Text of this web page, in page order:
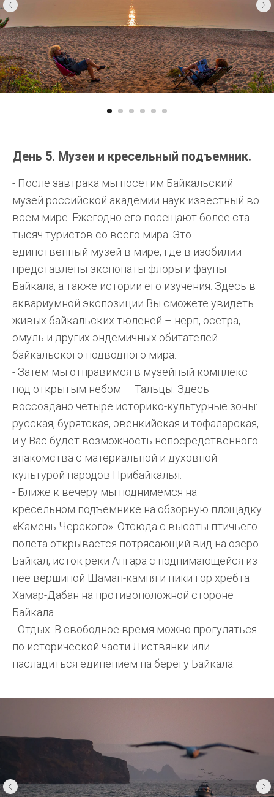
День 5. Музеи и кресельный подъемник.
- После завтрака мы посетим Байкальский
музей российской академии наук известный во
всем мире. Ежегодно его посещают более ста
тысяч туристов со всего мира. Это
единственный музей в мире, где в изобилии
представлены экспонаты флоры и фауны
Байкала, а также истории его изучения. Здесь в
аквариумной экспозиции Вы сможете увидеть
живых байкальских тюленей – нерп, осетра,
омуль и других эндемичных обитателей
байкальского подводного мира.
- Затем мы отправимся в музейный комплекс
под открытым небом — Тальцы. Здесь
воссоздано четыре историко-культурные зоны:
русская, бурятская, эвенкийская и тофаларская,
и у Вас будет возможность непосредственного
знакомства с материальной и духовной
культурой народов Прибайкалья.
- Ближе к вечеру мы поднимемся на
кресельном подъемнике на обзорную площадку
«Камень Черского». Отсюда с высоты птичьего
полета открывается потрясающий вид на озеро
Байкал, исток реки Ангара с поднимающейся из
нее вершиной Шаман-камня и пики гор хребта
Хамар-Дабан на противоположной стороне
Байкала.
- Отдых. В свободное время можно прогуляться
по исторической части Листвянки или
насладиться единением на берегу Байкала.